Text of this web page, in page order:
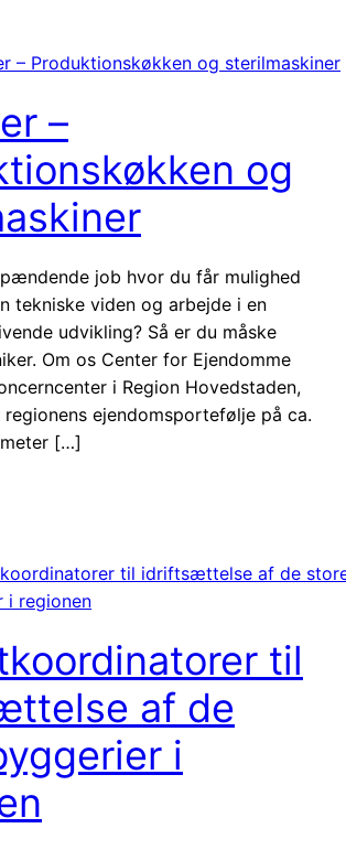
–
og
job hvor du får mulighed
tekniske viden og arbejde i en
udvikling? Så er du måske
Om os Center for Ejendomme
i Region Hovedstaden,
ejendomsportefølje på ca.
[…]
til
af de
i